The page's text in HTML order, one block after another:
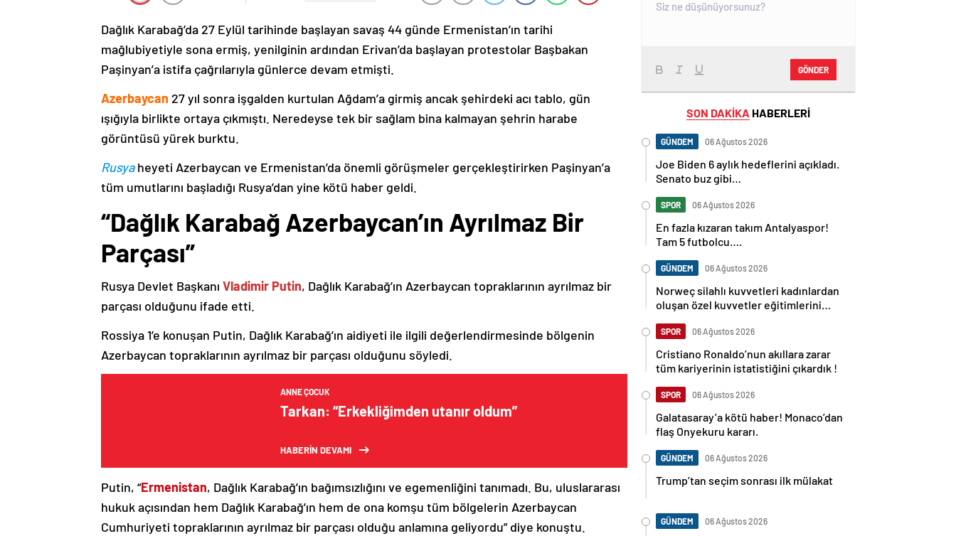
Dağlık Karabağ’da 27 Eylül tarihinde başlayan savaş 44 günde Ermenistan’ın tarihi
mağlubiyetiyle sona ermiş, yenilginin ardından Erivan’da başlayan protestolar Başbakan
Paşinyan’a istifa çağrılarıyla günlerce devam etmişti.
Azerbaycan 27 yıl sonra işgalden kurtulan Ağdam’a girmiş ancak şehirdeki acı tablo, gün
ışığıyla birlikte ortaya çıkmıştı. Neredeyse tek bir sağlam bina kalmayan şehrin harabe
görüntüsü yürek burktu.
Rusyaheyeti Azerbaycan ve Ermenistan’da önemli görüşmeler gerçekleştirirken Paşinyan’a
tüm umutlarını başladığı Rusya’dan yine kötü haber geldi.
“Dağlık Karabağ Azerbaycan’ın Ayrılmaz Bir
Parçası”
Rusya Devlet Başkanı Vladimir Putin, Dağlık Karabağ’ın Azerbaycan topraklarının ayrılmaz bir
parçası olduğunu ifade etti.
Rossiya 1’e konuşan Putin, Dağlık Karabağ’ın aidiyeti ile ilgili değerlendirmesinde bölgenin
Azerbaycan topraklarının ayrılmaz bir parçası olduğunu söyledi.
ANNE ÇOCUK
Tarkan: “Erkekliğimden utanır oldum”
HABERİN DEVAMI
Putin, “Ermenistan, Dağlık Karabağ’ın bağımsızlığını ve egemenliğini tanımadı. Bu, uluslararası
hukuk açısından hem Dağlık Karabağ’ın hem de ona komşu tüm bölgelerin Azerbaycan
Cumhuriyeti topraklarının ayrılmaz bir parçası olduğu anlamına geliyordu” diye konuştu.
GÖNDER
SON DAKİKA HABERLERİ
GÜNDEM 06 Ağustos 2026
Joe Biden 6 aylık hedeflerini açıkladı.
Senato buz gibi…
SPOR 06 Ağustos 2026
En fazla kızaran takım Antalyaspor!
Tam 5 futbolcu….
GÜNDEM 06 Ağustos 2026
Norweç silahlı kuvvetleri kadınlardan
oluşan özel kuvvetler eğitimlerini
SPOR 06 Ağustos 2026
Cristiano Ronaldo’nun akıllara zarar
tüm kariyerinin istatistiğini çıkardık !
SPOR 06 Ağustos 2026
Galatasaray’a kötü haber! Monaco’dan
flaş Onyekuru kararı.
GÜNDEM 06 Ağustos 2026
Trump’tan seçim sonrası ilk mülakat
GÜNDEM 06 Ağustos 2026